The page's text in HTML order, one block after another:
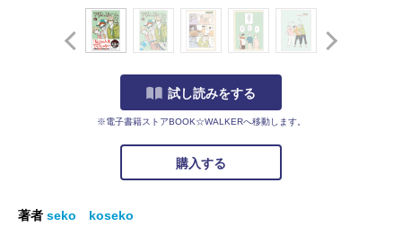
試し読みをする
※電子書籍ストアBOOK☆WALKERへ移動します。
購入する
著者 seko koseko